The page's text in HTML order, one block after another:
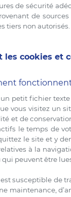
de sécurité
de
tiers non autorisés.
les cookies et
fonctionnent
petit fichier
vous visitez un
et de
le temps de
le site et y
à la
qui peuvent être
est susceptible de
maintenance,